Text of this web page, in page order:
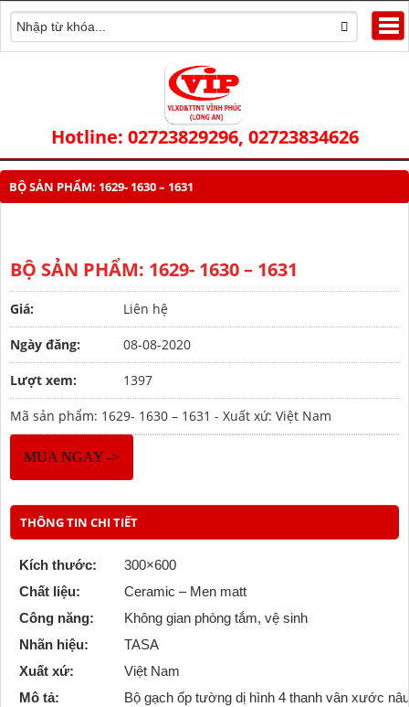
Hotline: 02723829296, 02723834626
BỘ SẢN PHẨM: 1629- 1630 – 1631
BỘ SẢN PHẨM: 1629- 1630 – 1631
Giá: Liên hệ
Ngày đăng: 08-08-2020
Lượt xem: 1397
Mã sản phẩm: 1629- 1630 – 1631 - Xuất xứ: Việt Nam
MUA NGAY ->
THÔNG TIN CHI TIẾT
Kích thước:
300×600
Chất liệu:
Ceramic – Men matt
Công năng:
Không gian phòng tắm, vệ sinh
Nhãn hiệu:
TASA
Xuất xứ:
Việt Nam
Mô tả:
Bộ gạch ốp tường dị hình 4 thanh vân xước